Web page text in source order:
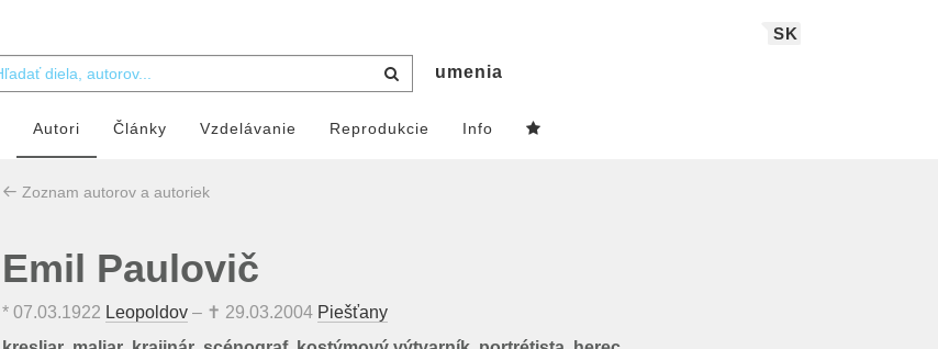
SK
umenia
Autori Články Vzdelávanie Reprodukcie Info
Zoznam autorov a autoriek
Emil Paulovič
* 07.03.1922 Leopoldov – ✝ 29.03.2004 Piešťany